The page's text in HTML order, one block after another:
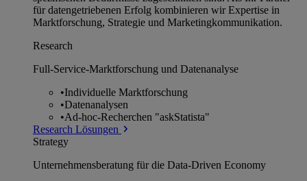
für datengetriebenen Erfolg kombinieren wir Expertise in
Marktforschung, Strategie und Marketingkommunikation.
Research
Full-Service-Marktforschung und Datenanalyse
•Individuelle Marktforschung
•Datenanalysen
•Ad-hoc-Recherchen "askStatista"
Research Lösungen
Strategy
Unternehmens­beratung für die Data-Driven Economy